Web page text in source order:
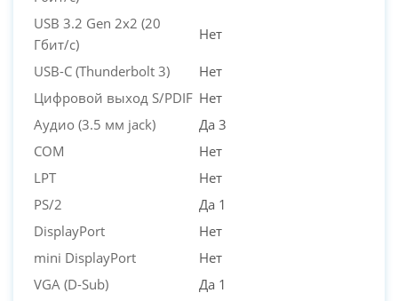
USB 3.2 Gen 2x2 (20
Гбит/с)
Нет
USB-C (Thunderbolt 3)
Нет
Цифровой выход S/PDIF Нет
Аудио (3.5 мм jack)
Да 3
COM
Нет
LPT
Нет
PS/2
Да 1
DisplayPort
Нет
mini DisplayPort
Нет
VGA (D-Sub)
Да 1